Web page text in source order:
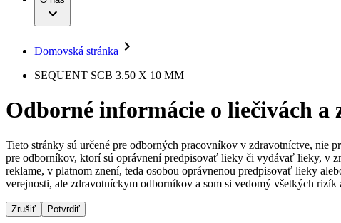
Liečba bolesti
Mimotelové čistenie krvi
Neurochirurgia
Onkológia
Ortopédia
Spinálna chirurgia
Starostlivosť o rany
Starostlivosť o stómiu
Uzatváranie rán
Ochorenia
Služby pre pacientov
Vaša príležitosť
Médiá
Tlačové správy
Kontakt
Spoločnosť
Zodpovednosť
Médiá
Domovská stránka
SEQUENT SCB 3.50 X 10 MM
Odborné informácie o liečivách
Tieto stránky sú určené pre odborných pracovníkov v zdravotníctve, nie
pre odborníkov, ktorí sú oprávnení predpisovať lieky či vydávať lieky, v
reklame, v platnom znení, teda osobou oprávnenou predpisovať lieky
verejnosti, ale zdravotníckym odborníkov a som si vedomý všetkých
Zrušiť Potvrdiť